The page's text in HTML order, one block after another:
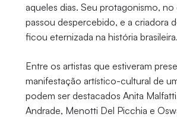
aqueles dias. Seu protagonismo,
passou despercebido, e a criadora
ficou eternizada na história brasileira.
Entre os artistas que estiveram
manifestação artístico-cultural de
podem ser destacados Anita
Andrade, Menotti Del Picchia e